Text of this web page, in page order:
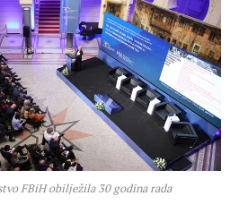
FBiH obilježila 30 godina rada